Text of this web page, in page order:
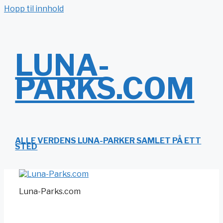
Hopp til innhold
LUNA-
PARKS.COM
ALLE VERDENS LUNA-PARKER SAMLET PÅ ETT
STED
Luna-Parks.com